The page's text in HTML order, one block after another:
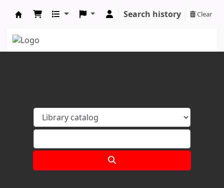
Search history Clear